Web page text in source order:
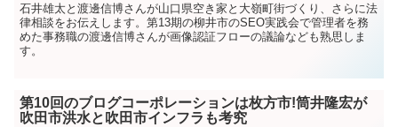
石井雄太と渡邊信博さんが山口県空き家と大嶺町街づくり、さらに法
律相談をお伝えします。第13期の柳井市のSEO実践会で管理者を務
めた事務職の渡邊信博さんが画像認証フローの議論なども熟思しま
す。
第10回のブログコーポレーションは枚方市!筒井隆宏が
吹田市洪水と吹田市インフラも考究